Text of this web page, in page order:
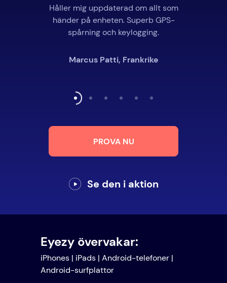
Håller mig uppdaterad om allt som
händer på enheten. Superb GPS-
spårning och keylogging.
Marcus Patti, Frankrike
PROVA NU
Se den i aktion
Eyezy övervakar:
iPhones | iPads | Android-telefoner |
Android-surfplattor